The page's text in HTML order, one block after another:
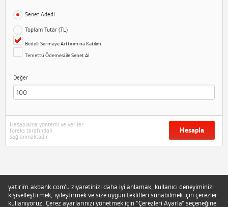
Senet Adedi
Toplam Tutar (TL)
Bedelli Sermaye Arttırımına Katılım
Temettü Ödemesi ile Senet Al
Değer
Hesaplama yöntemi ve veriler
foreks tarafından
sağlanmaktadır.
Hesapla